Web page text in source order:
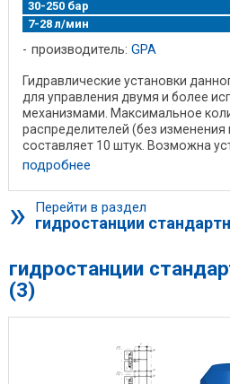
30-250 бар
7-28 л/мин
производитель: GPA
Гидравлические установки
для управления двумя и более
механизмами. Максимальное
распределителей (без изменения
составляет 10 штук. Возможна
распределителей, ...
подробнее
» Перейти в раздел
гидростанции
гидростанции
(3)